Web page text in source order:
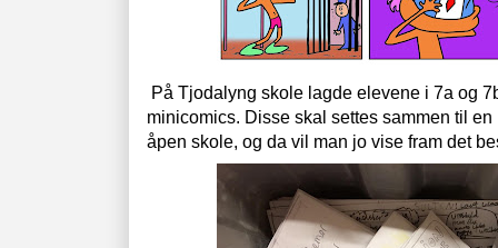
På Tjodalyng skole lagde elevene i 7a og
minicomics. Disse skal settes sammen til
åpen skole, og da vil man jo vise fram det